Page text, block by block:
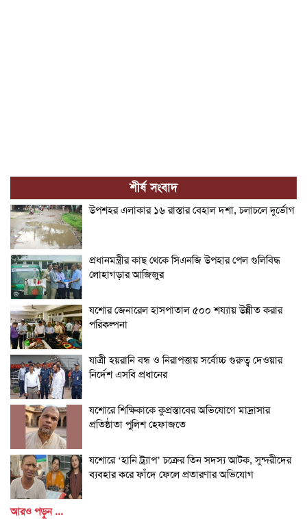
শীর্ষ সংবাদ
উপশহর এলাকার ১৬ রাস্তার বেহাল দশা, চলাচলে দুর্ভোগ
প্রধানমন্ত্রীর কাছ থেকে সিএনজি উপহার পেল গুলিবিদ্ধ
লোহাগড়ার আজিজুর
যশোর জেনারেল হাসপাতাল ৫০০ শয্যায় উন্নীত করার
পরিকল্পনা
যাত্রী হয়রানি বন্ধ ও নিরাপত্তায় সর্বোচ্চ গুরুত্ব দেওয়ার
নির্দেশ এসবি প্রধানের
যশোরে শিক্ষিকাকে কুপ্রস্তাবের অভিযোগে মাদ্রাসার
প্রতিষ্ঠাতা পুলিশ হেফাজতে
যশোরে ‘হানি ট্র্যাপ’ চক্রের তিন সদস্য আটক, সুন্দরীদের
ব্যবহার করে ফাঁদে ফেলে প্রতারণার অভিযোগ
আরও পড়ুন ...